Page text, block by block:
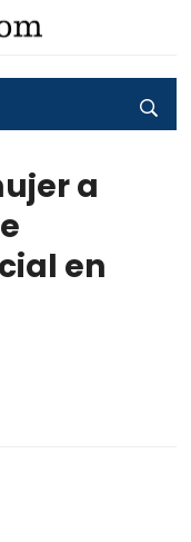
a
en